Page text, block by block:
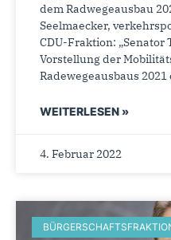
dem Radwegeausbau
Seelmaecker,
CDU-Fraktion: „Senator
Vorstellung der
Radewegeausbaus
WEITERLESEN »
4. Februar 2022